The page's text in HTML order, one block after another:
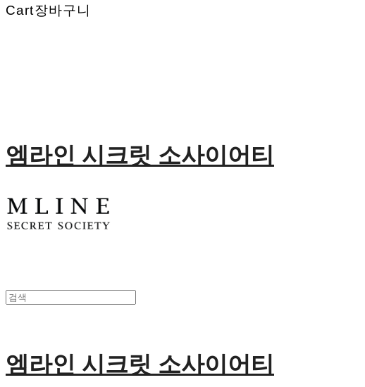
Cart장바구니
엠라인 시크릿 소사이어티
엠라인 시크릿 소사이어티